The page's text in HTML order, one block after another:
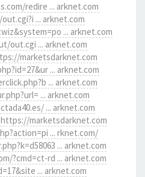
redire ... arknet.com
... arknet.com
... arknet.com
out.cgi ... arknet.com
marketsdarknet.com
... arknet.com
... arknet.com
... arknet.com
... arknet.com
marketsdarknet.com
... rknet.com/
... arknet.com
?cmd=ct-rd ... arknet.com
... arknet.com